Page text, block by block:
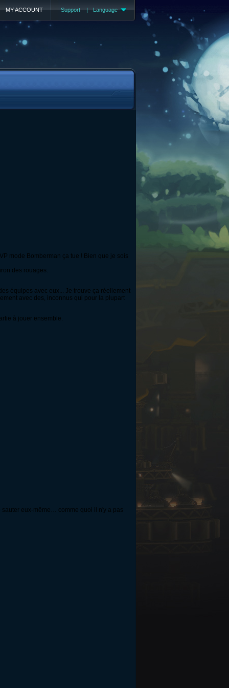
Support | Language
MY ACCOUNT
mode Bomberman ça tue ! Bien que je sois
des rouages.
équipes avec eux... Je trouve ça réellement
avec des, inconnus qui pour la plupart
à jouer ensemble.
eux-même… comme quoi il n'y a pas